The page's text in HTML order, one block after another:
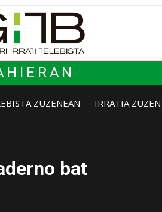
ZUZENEAN IRRATIA
bat